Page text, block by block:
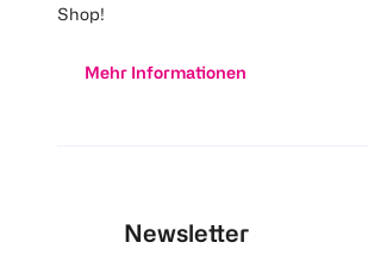
Shop!
Mehr Informationen
Newsletter